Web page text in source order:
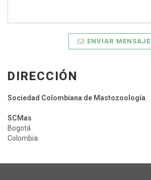
ENVIAR MENSAJE
DIRECCIÓN
Sociedad Colombiana de Mastozoología
SCMas
Bogotá
Colombia